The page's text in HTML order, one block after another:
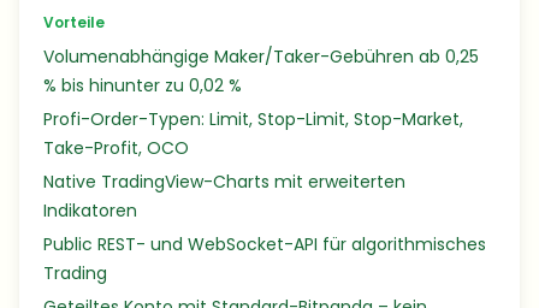
Vorteile
Volumenabhängige Maker/Taker-Gebühren ab 0,25
% bis hinunter zu 0,02 %
Profi-Order-Typen: Limit, Stop-Limit, Stop-Market,
Take-Profit, OCO
Native TradingView-Charts mit erweiterten
Indikatoren
Public REST- und WebSocket-API für algorithmisches
Trading